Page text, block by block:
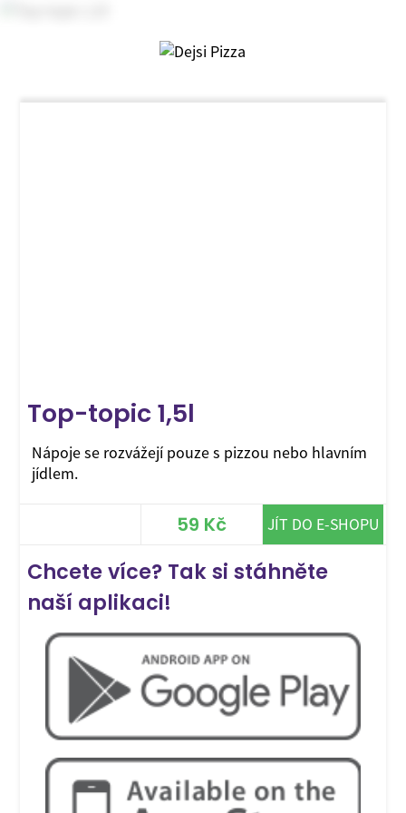
Top-topic 1,5l
Nápoje se rozvážejí pouze s pizzou nebo hlavním
jídlem.
59 Kč JÍT DO E-SHOPU
Chcete více? Tak si stáhněte
naší aplikaci!